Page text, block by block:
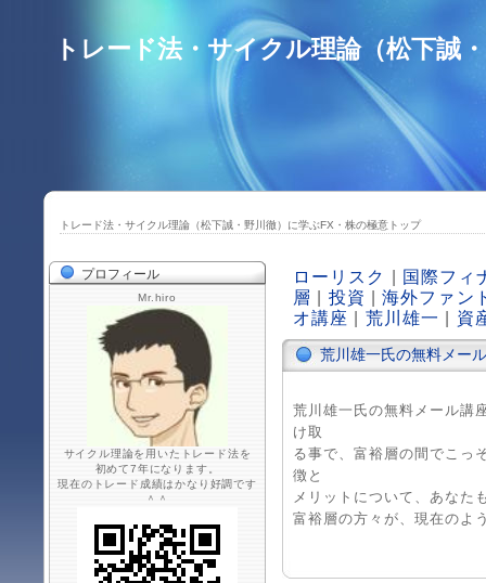
トレード法・サイクル理論（松下誠
トレード法・サイクル理論（松下誠・野川徹）に学ぶFX・株の極意トップ
ローリスク
国際フィ
層
投資 |海外ファン
オ講座
荒川雄一 資
荒川雄一氏の無料メー
荒川雄一氏の無料メール講
け取
る事で、富裕層の間でこっ
徴と
メリットについて、あなた
富裕層の方々が、現在のよ
プロフィール
Mr.hiro
サイクル理論を用いたトレード法を
初めて7年になります。
現在のトレード成績はかなり好調です
＾＾